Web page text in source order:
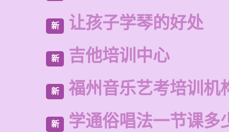
新 让孩子学琴的好处
新 吉他培训中心
新 福州音乐艺考培训机
新 学通俗唱法一节课多